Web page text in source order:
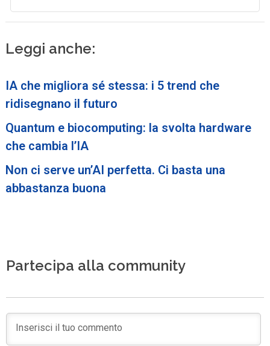
Leggi anche:
IA che migliora sé stessa: i 5 trend che
ridisegnano il futuro
Quantum e biocomputing: la svolta hardware
che cambia l’IA
Non ci serve un’AI perfetta. Ci basta una
abbastanza buona
Partecipa alla community